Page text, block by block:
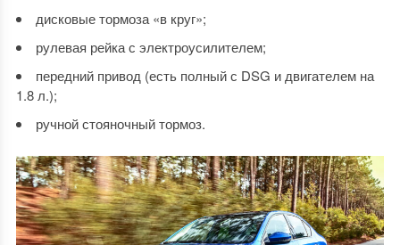
дисковые тормоза «в круг»;
рулевая рейка с электроусилителем;
передний привод (есть полный с DSG и двигателем на
1.8 л.);
ручной стояночный тормоз.